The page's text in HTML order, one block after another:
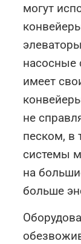
могут
насосные
имеет
не
песком, в
системы
на
больше